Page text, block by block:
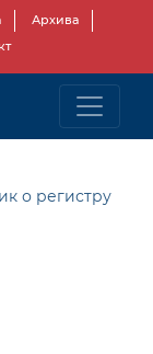
Архива
о регистру